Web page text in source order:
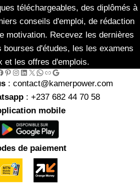
téléchargeables, des diplômés à
conseils d'emploi, de rédaction
motivation. Recevez les dernières
d'études, les les examens
et les offres d'emplois.
Pinterest Instagram LinkedIn X WhatsApp Link Google
: contact@kamerpower.com
: +237 682 44 70 58
mobile
de paiement